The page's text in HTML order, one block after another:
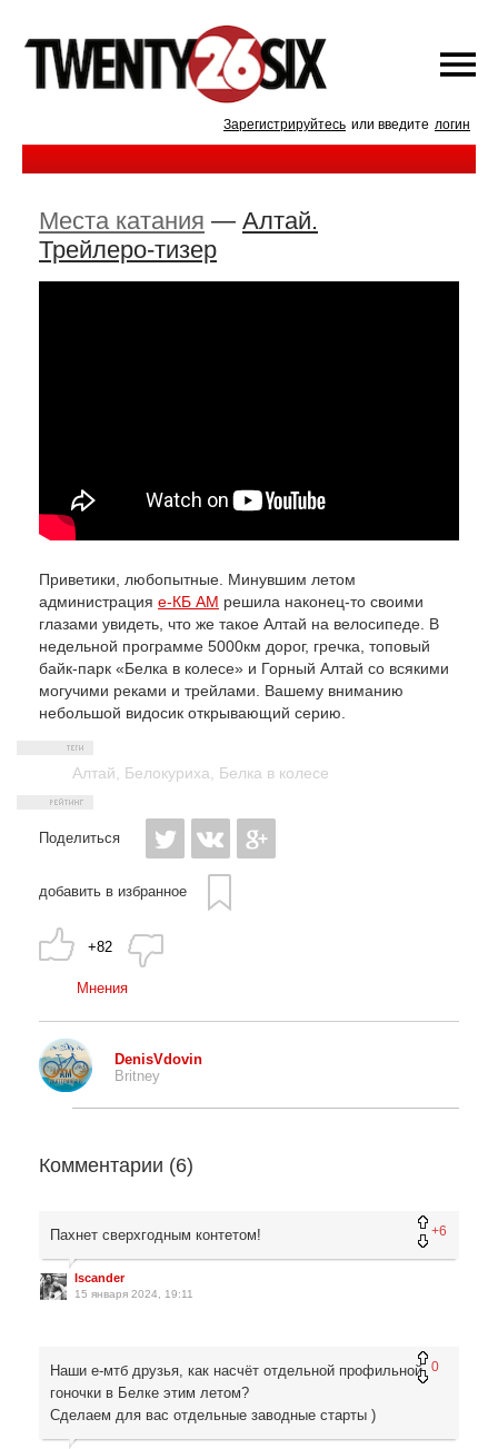
Зарегистрируйтесь или введите логин
Места катания — Алтай.
Трейлеро-тизер
Приветики, любопытные. Минувшим летом
администрация е-КБ АМ решила наконец-то своими
глазами увидеть, что же такое Алтай на велосипеде. В
недельной программе 5000км дорог, гречка, топовый
байк-парк «Белка в колесе» и Горный Алтай со всякими
могучими реками и трейлами. Вашему вниманию
небольшой видосик открывающий серию.
Алтай Белокуриха Белка в колесе
Поделиться
добавить в избранное
+82
Мнения
DenisVdovin
Britney
Комментарии (6)
+6
Пахнет сверхгодным контетом!
Iscander
15 января 2024, 19:11
0
Наши е-мтб друзья, как насчёт отдельной профильной
гоночки в Белке этим летом?
Сделаем для вас отдельные заводные старты )